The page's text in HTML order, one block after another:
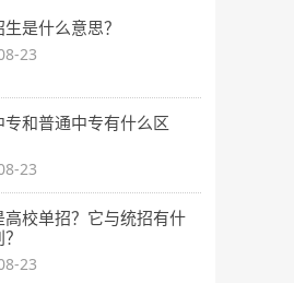
是什么意思？
23
专和普通中专有什么区
23
高校单招？它与统招有什
23